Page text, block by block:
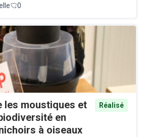
0
les moustiques et
en
à oiseaux
Réalisé